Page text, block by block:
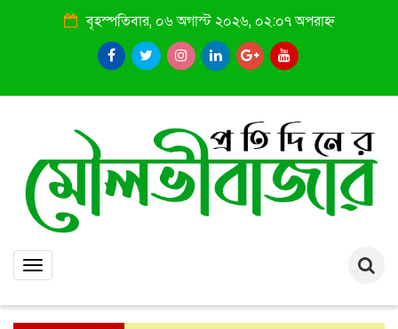
বৃহস্পতিবার, ০৬ অগাস্ট ২০২৬, ০২:০৭ অপরাহ্ন
Toggle